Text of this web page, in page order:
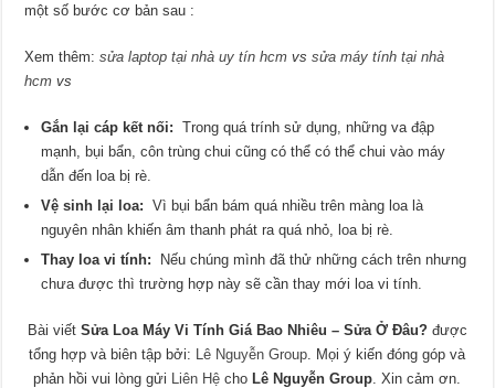
một số bước cơ bản sau :
Xem thêm:sửa laptop tại nhà uy tín hcm vssửa máy tính tại nhà
hcm vs
Gắn lại cáp kết nối: Trong quá trính sử dụng, những va đập
mạnh, bụi bẩn, côn trùng chui cũng có thể có thể chui vào máy
dẫn đến loa bị rè.
Vệ sinh lại loa: Vì bụi bẩn bám quá nhiều trên màng loa là
nguyên nhân khiến âm thanh phát ra quá nhỏ, loa bị rè.
Thay loa vi tính:
Nếu chúng mình đã thử những cách trên nhưng
chưa được thì trường hợp này sẽ cần thay mới loa vi tính.
Bài viết Sửa Loa Máy Vi Tính Giá Bao Nhiêu – Sửa Ở Đâu?được
tổng hợp và biên tập bởi: Lê Nguyễn Group . Mọi ý kiến đóng góp và
phản hồi vui lòng gửi Liên Hệ choLê Nguyễn Group . Xin cảm ơn.